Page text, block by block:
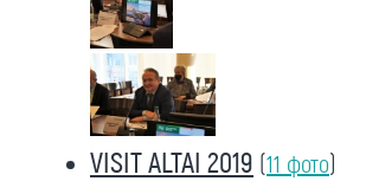
VISIT ALTAI 2019 (11 фото)